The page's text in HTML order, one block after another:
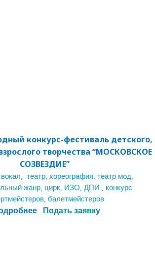
конкурс-фестиваль детского,
творчества “МОСКОВСКОЕ
СОЗВЕЗДИЕ”
вокал, театр, хореография, театр мод,
жанр, цирк, ИЗО, ДПИ , конкурс
балетмейстеров
Подать заявку